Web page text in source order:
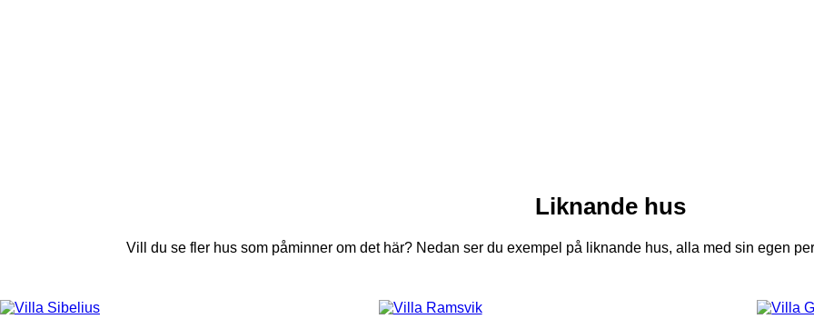
Liknande hus
Vill du se fler hus som påminner om det här? Nedan ser du exempel på liknande hus, alla med sin egen